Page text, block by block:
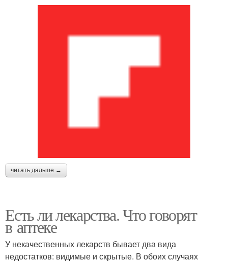
читать дальше →
Есть ли лекарства. Что говорят
в аптеке
У некачественных лекарств бывает два вида
недостатков: видимые и скрытые. В обоих случаях